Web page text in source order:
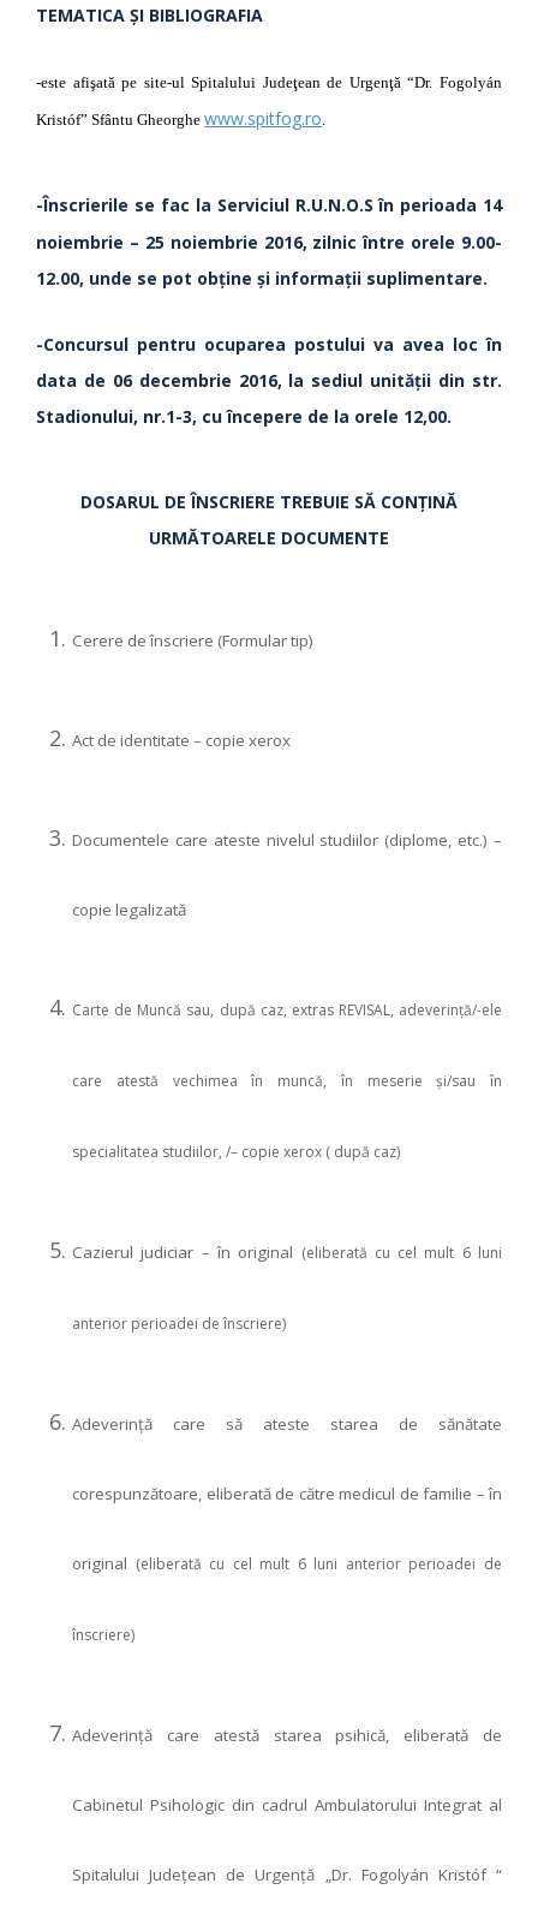
TEMATICA ŞI BIBLIOGRAFIA
-este afişată pe site-ul Spitalului Judeţean de Urgenţă “Dr. Fogolyán
Kristóf” Sfântu Gheorghe www.spitfog.ro.
-Înscrierile se fac la Serviciul R.U.N.O.S în perioada 14
noiembrie – 25 noiembrie 2016, zilnic între orele 9.00-
12.00, unde se pot obţine şi informaţii suplimentare.
-Concursul pentru ocuparea postului va avea loc în
data de 06 decembrie 2016, la sediul unităţii din str.
Stadionului, nr.1-3, cu începere de la orele 12,00.
DOSARUL DE ÎNSCRIERE TREBUIE SĂ CONŢINĂ
URMĂTOARELE DOCUMENTE
Cerere de înscriere (Formular tip)
Act de identitate – copie xerox
Documentele care ateste nivelul studiilor (diplome, etc.) –
copie legalizată
Carte de Muncă sau, după caz, extras REVISAL, adeverinţă/-ele
care atestă vechimea în muncă, în meserie şi/sau în
specialitatea studiilor, /– copie xerox ( după caz)
Cazierul judiciar – în original (eliberată cu cel mult 6 luni
anterior perioadei de înscriere)
Adeverinţă care să ateste starea de sănătate
corespunzătoare, eliberată de către medicul de familie – în
original (eliberată cu cel mult 6 luni anterior perioadei de
înscriere)
Adeverinţă care atestă starea psihică, eliberată de
Cabinetul Psihologic din cadrul Ambulatorului Integrat al
Spitalului Judeţean de Urgenţă „Dr. Fogolyán Kristóf “